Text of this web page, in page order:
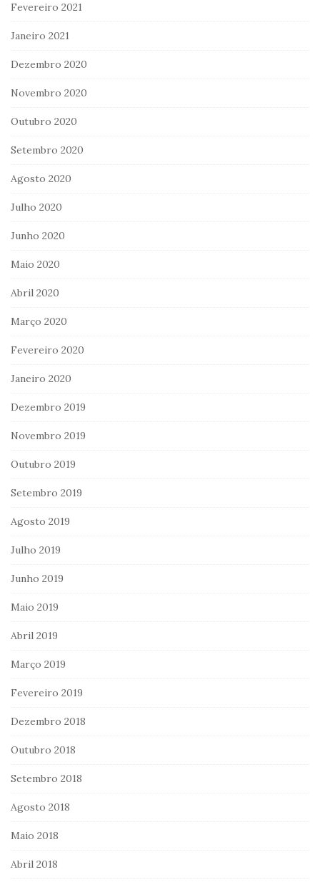
Fevereiro 2021
Janeiro 2021
Dezembro 2020
Novembro 2020
Outubro 2020
Setembro 2020
Agosto 2020
Julho 2020
Junho 2020
Maio 2020
Abril 2020
Março 2020
Fevereiro 2020
Janeiro 2020
Dezembro 2019
Novembro 2019
Outubro 2019
Setembro 2019
Agosto 2019
Julho 2019
Junho 2019
Maio 2019
Abril 2019
Março 2019
Fevereiro 2019
Dezembro 2018
Outubro 2018
Setembro 2018
Agosto 2018
Maio 2018
Abril 2018